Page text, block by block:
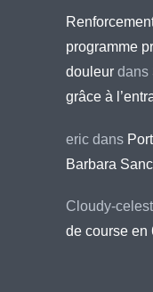
programme
douleur dans
grâce à
eric dans
Barbara
Cloudy-
de course en